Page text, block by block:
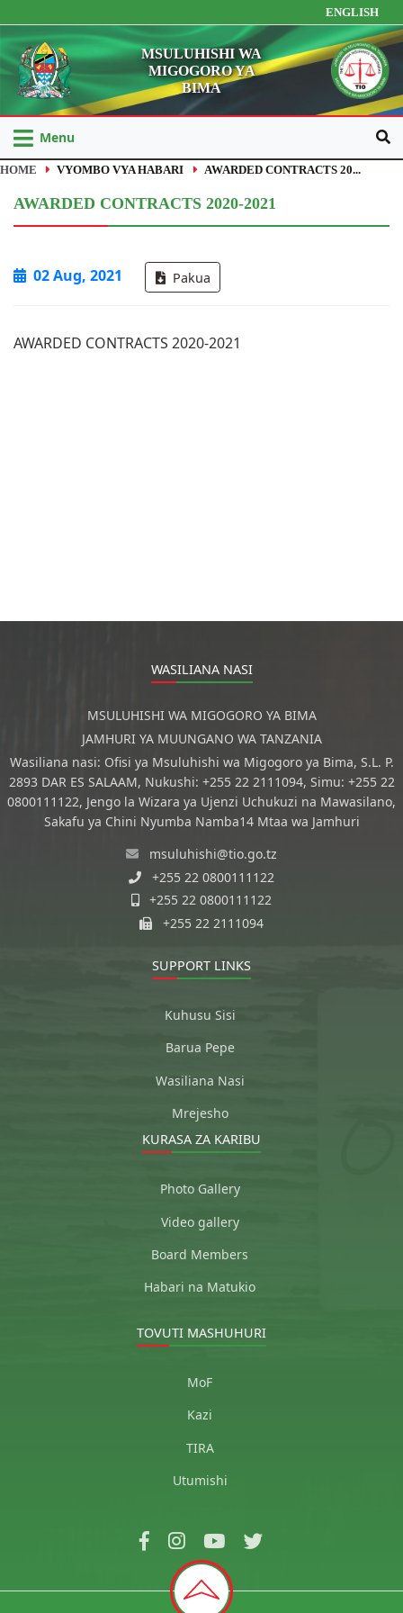
ENGLISH
MSULUHISHI WA
MIGOGORO YA
BIMA
Menu
HOME VYOMBO VYA HABARI AWARDED CONTRACTS 20...
AWARDED CONTRACTS 2020-2021
02 Aug, 2021 Pakua
AWARDED CONTRACTS 2020-2021
WASILIANA NASI
MSULUHISHI WA MIGOGORO YA BIMA
JAMHURI YA MUUNGANO WA TANZANIA
Wasiliana nasi: Ofisi ya Msuluhishi wa Migogoro ya Bima, S.L. P.
2893 DAR ES SALAAM, Nukushi: +255 22 2111094, Simu: +255 22
0800111122, Jengo la Wizara ya Ujenzi Uchukuzi na Mawasilano,
Sakafu ya Chini Nyumba Namba14 Mtaa wa Jamhuri
msuluhishi@tio.go.tz
+255 22 0800111122
+255 22 0800111122
+255 22 2111094
SUPPORT LINKS
Kuhusu Sisi
Barua Pepe
Wasiliana Nasi
Mrejesho
KURASA ZA KARIBU
Photo Gallery
Video gallery
Board Members
Habari na Matukio
TOVUTI MASHUHURI
MoF
Kazi
TIRA
Utumishi